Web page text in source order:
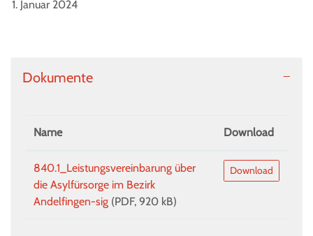
1. Januar 2024
Dokumente
Name Download
840.1_Leistungsvereinbarung über
die Asylfürsorge im Bezirk
Andelfingen-sig (PDF, 920 kB)
Download